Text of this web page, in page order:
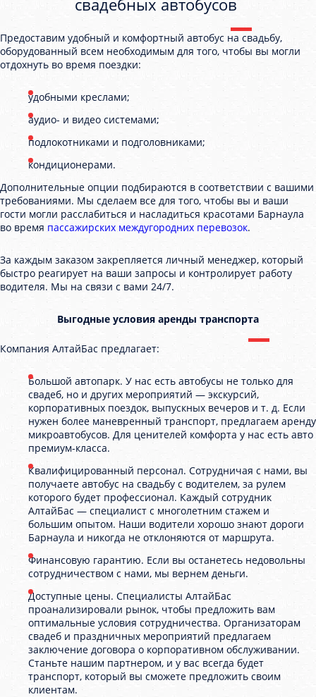
свадебных автобусов
Предоставим удобный и комфортный автобус на свадьбу,
оборудованный всем необходимым для того, чтобы вы могли
отдохнуть во время поездки:
удобными креслами;
аудио- и видео системами;
подлокотниками и подголовниками;
кондиционерами.
Дополнительные опции подбираются в соответствии с вашими
требованиями. Мы сделаем все для того, чтобы вы и ваши
гости могли расслабиться и насладиться красотами Барнаула
во время пассажирских междугородних перевозок.
За каждым заказом закрепляется личный менеджер, который
быстро реагирует на ваши запросы и контролирует работу
водителя. Мы на связи с вами 24/7.
Выгодные условия аренды транспорта
Компания АлтайБас предлагает:
Большой автопарк. У нас есть автобусы не только для
свадеб, но и других мероприятий — экскурсий,
корпоративных поездок, выпускных вечеров и т. д. Если
нужен более маневренный транспорт, предлагаем аренду
микроавтобусов. Для ценителей комфорта у нас есть авто
премиум-класса.
Квалифицированный персонал. Сотрудничая с нами, вы
получаете автобус на свадьбу с водителем, за рулем
которого будет профессионал. Каждый сотрудник
АлтайБас — специалист с многолетним стажем и
большим опытом. Наши водители хорошо знают дороги
Барнаула и никогда не отклоняются от маршрута.
Финансовую гарантию. Если вы останетесь недовольны
сотрудничеством с нами, мы вернем деньги.
Доступные цены. Специалисты АлтайБас
проанализировали рынок, чтобы предложить вам
оптимальные условия сотрудничества. Организаторам
свадеб и праздничных мероприятий предлагаем
заключение договора о корпоративном обслуживании.
Станьте нашим партнером, и у вас всегда будет
транспорт, который вы сможете предложить своим
клиентам.